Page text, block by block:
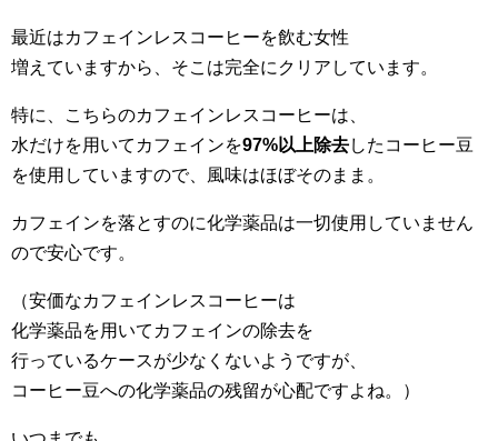
最近はカフェインレスコーヒーを飲む女性
増えていますから、そこは完全にクリアしています。
特に、こちらのカフェインレスコーヒーは、
水だけを用いてカフェインを97%以上除去したコーヒー豆
を使用していますので、風味はほぼそのまま。
カフェインを落とすのに化学薬品は一切使用していません
ので安心です。
（安価なカフェインレスコーヒーは
化学薬品を用いてカフェインの除去を
行っているケースが少なくないようですが、
コーヒー豆への化学薬品の残留が心配ですよね。）